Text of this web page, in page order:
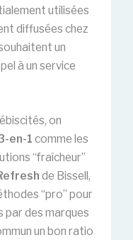
utilisées
diffusées chez
un
à un service
on
en-1 comme les
“fraîcheur”
de Bissell,
“pro” pour
des marques
un bon ratio